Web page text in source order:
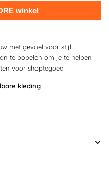
met gevoel voor stijl
te popelen om je te helpen
voor shoptegoed
kleding